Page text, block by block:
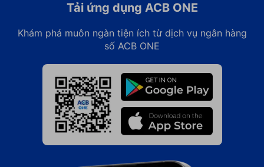
Tải ứng dụng ACB ONE
Khám phá muôn ngàn tiện ích từ dịch vụ ngân hàng
số ACB ONE